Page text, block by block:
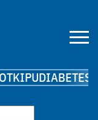
KIPUDIABETES